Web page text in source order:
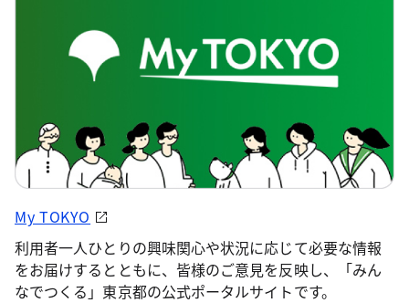
My TOKYO
利用者一人ひとりの興味関心や状況に応じて必要な情報
をお届けするとともに、皆様のご意見を反映し、「みん
なでつくる」東京都の公式ポータルサイトです。